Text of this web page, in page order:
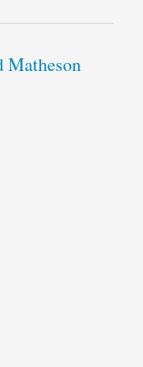
Matheson